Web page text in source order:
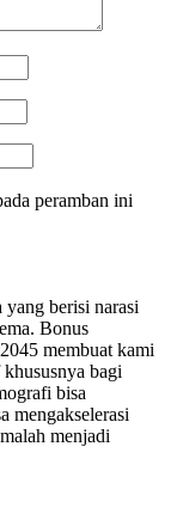
peramban ini
berisi narasi
Bonus
membuat kami
bagi
bisa
mengakselerasi
menjadi